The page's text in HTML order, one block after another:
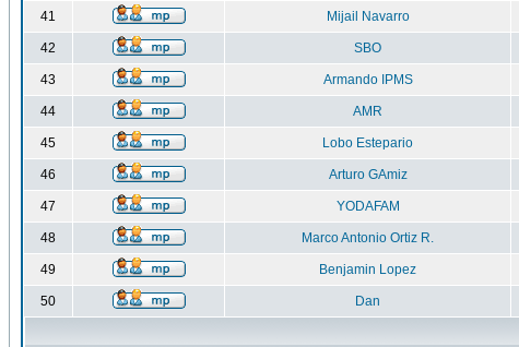
41 Mijail Navarro
42 SBO
43 Armando IPMS
44 AMR
45 Lobo Estepario
46 Arturo GAmiz
47 YODAFAM
48 Marco Antonio Ortiz R.
49 Benjamin Lopez
50 Dan